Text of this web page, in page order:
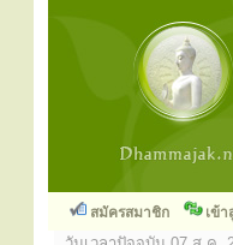
สมัครสมาชิก เข้